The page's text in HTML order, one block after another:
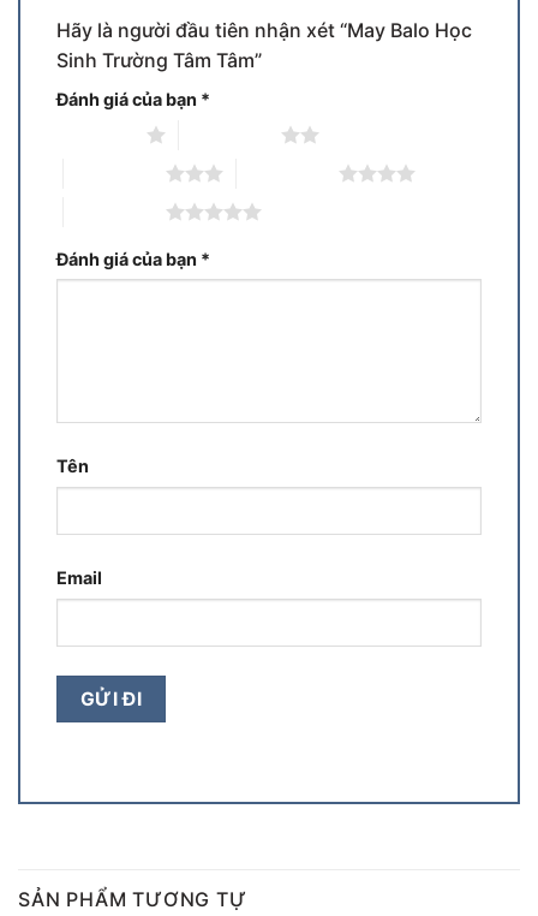
Hãy là người đầu tiên nhận xét “May Balo Học
Sinh Trường Tâm Tâm”
Đánh giá của bạn *
Đánh giá của bạn *
Tên
Email
SẢN PHẨM TƯƠNG TỰ